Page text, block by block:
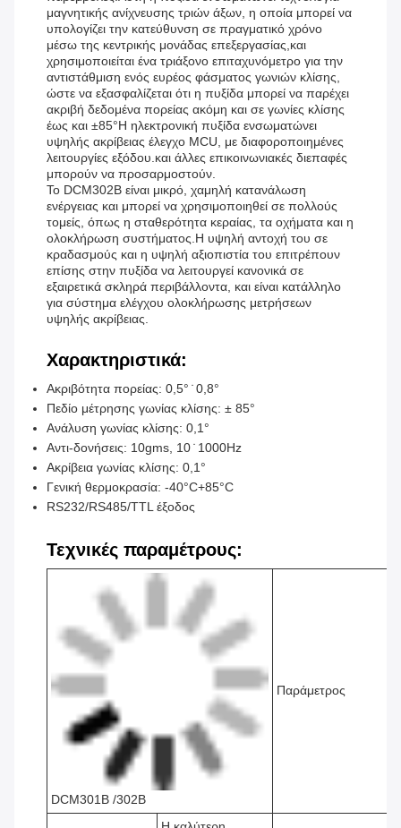
μαγνητικής ανίχνευσης τριών άξων, η οποία μπορεί να
υπολογίζει την κατεύθυνση σε πραγματικό χρόνο
μέσω της κεντρικής μονάδας επεξεργασίας,και
χρησιμοποιείται ένα τριάξονο επιταχυνόμετρο για την
αντιστάθμιση ενός ευρέος φάσματος γωνιών κλίσης,
ώστε να εξασφαλίζεται ότι η πυξίδα μπορεί να παρέχει
ακριβή δεδομένα πορείας ακόμη και σε γωνίες κλίσης
έως και ±85°Η ηλεκτρονική πυξίδα ενσωματώνει
υψηλής ακρίβειας έλεγχο MCU, με διαφοροποιημένες
λειτουργίες εξόδου.και άλλες επικοινωνιακές διεπαφές
μπορούν να προσαρμοστούν.
Το DCM302B είναι μικρό, χαμηλή κατανάλωση
ενέργειας και μπορεί να χρησιμοποιηθεί σε πολλούς
τομείς, όπως η σταθερότητα κεραίας, τα οχήματα και η
ολοκλήρωση συστήματος.Η υψηλή αντοχή του σε
κραδασμούς και η υψηλή αξιοπιστία του επιτρέπουν
επίσης στην πυξίδα να λειτουργεί κανονικά σε
εξαιρετικά σκληρά περιβάλλοντα, και είναι κατάλληλο
για σύστημα ελέγχου ολοκλήρωσης μετρήσεων
υψηλής ακρίβειας.
Χαρακτηριστικά:
Ακριβότητα πορείας: 0,5° ̇ 0,8°
Πεδίο μέτρησης γωνίας κλίσης: ± 85°
Ανάλυση γωνίας κλίσης: 0,1°
Αντι-δονήσεις: 10gms, 10 ̇ 1000Hz
Ακρίβεια γωνίας κλίσης: 0,1°
Γενική θερμοκρασία: -40°C+85°C
RS232/RS485/TTL έξοδος
Τεχνικές παραμέτρους:
DCM301B /302B
Παράμετρος